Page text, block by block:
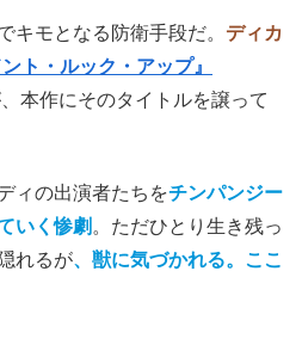
キモとなる防衛手段だ。 ディカ
ント・ルック・アップ』
本作にそのタイトルを譲って
ィの出演者たちをチンパンジー
いく惨劇 。ただひとり生き残っ
れるが、獣に気づかれる。ここ